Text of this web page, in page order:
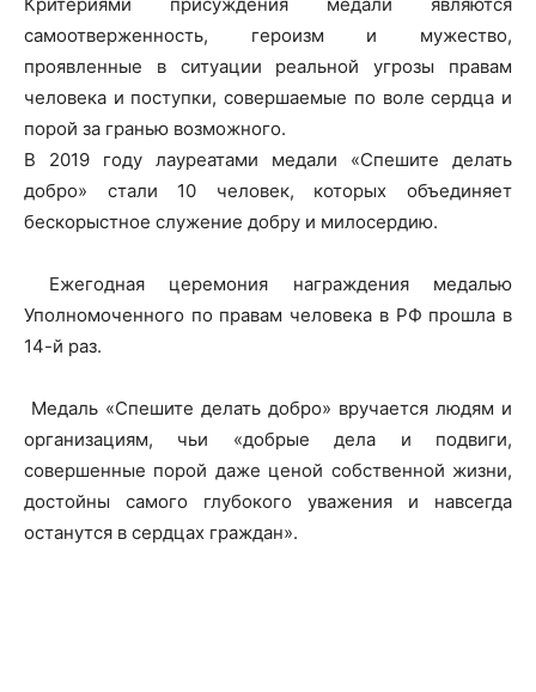
самоотверженность, героизм и мужество,
проявленные в ситуации реальной угрозы правам
человека и поступки, совершаемые по воле сердца и
порой за гранью возможного.
В 2019 году лауреатами медали «Спешите делать
добро» стали 10 человек, которых объединяет
бескорыстное служение добру и милосердию.
Ежегодная церемония награждения медалью
Уполномоченного по правам человека в РФ прошла в
14-й раз.
Медаль «Спешите делать добро» вручается людям и
организациям, чьи «добрые дела и подвиги,
совершенные порой даже ценой собственной жизни,
достойны самого глубокого уважения и навсегда
останутся в сердцах граждан».